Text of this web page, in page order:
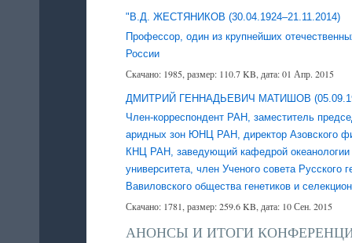
"В.Д. ЖЕСТЯНИКОВ (30.04.1924–21.11.2014)
Профессор, один из крупнейших
России
Скачано: 1985, размер: 110.7 KB, дата: 01 Апр. 2015
ДМИТРИЙ ГЕННАДЬЕВИЧ МАТИШОВ
Член-корреспондент РАН, заместитель
аридных зон ЮНЦ РАН, директор Азовского
КНЦ РАН, заведующий кафедрой
университета, член Ученого совета Русского
Вавиловского общества генетиков и
Скачано: 1781, размер: 259.6 KB, дата: 10 Сен. 2015
АНОНСЫ И ИТОГИ